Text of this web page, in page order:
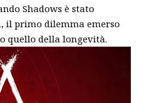
Shadows è stato
il primo dilemma emerso
quello della longevità.